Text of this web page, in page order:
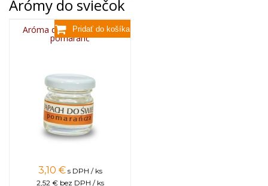
Arómy do sviečok
Aróma do sviečok, 25g -
pomaranč
3,10 € s DPH / ks
2,52 € bez DPH / ks